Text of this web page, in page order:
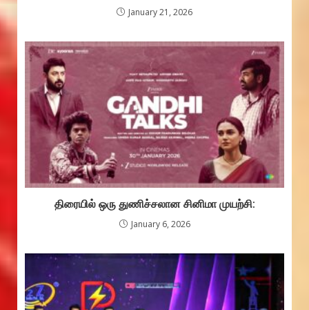
January 21, 2026
திரையில் ஒரு துணிச்சலான சினிமா முயற்சி:
January 6, 2026